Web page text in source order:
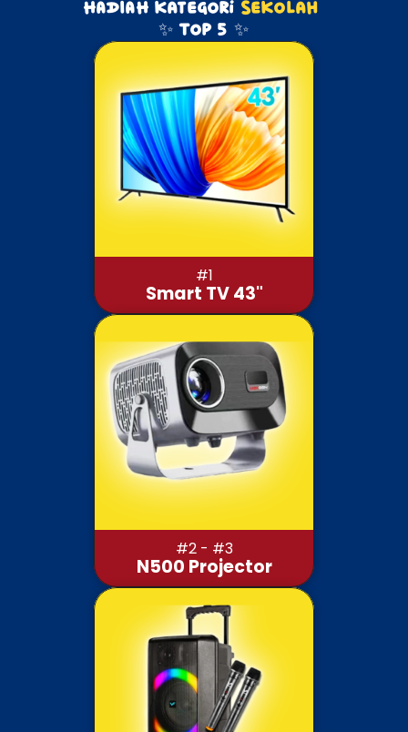
HADIAH kategori Sekolah
✨ Top 5 ✨
#1
Smart TV 43"
#2 - #3
N500 Projector